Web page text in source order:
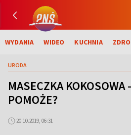
WYDANIA WIDEO KUCHNIA
URODA
MASECZKA KOKOSOWA
POMOŻE?
20.10.2019, 06:31